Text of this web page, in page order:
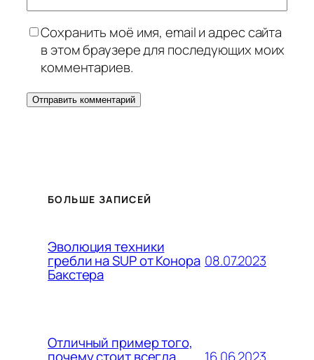
Сохранить моё имя, email и адрес сайта
в этом браузере для последующих моих
комментариев.
БОЛЬШЕ ЗАПИСЕЙ
Эволюция техники
гребли на SUP от Конора
Бакстера
08.07.2023
Отличный пример того,
16.06.2023